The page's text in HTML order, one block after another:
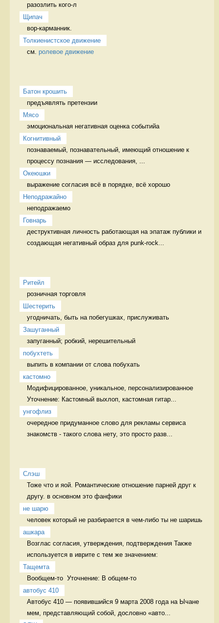
разозлить кого-л
Щипач
вор-карманник.
Толкиенистское движение
см. ролевое движение
Батон крошить
предъявлять претензии
Мясо
эмоциональная негативная оценка событийа
Когнитивный
познаваемый, познавательный, имеющий отношение к
процессу познания — исследования, ...
Океюшки
выражение согласия всё в порядке, всё хорошо
Неподражайно
неподражаемо
Говнарь
деструктивная личность работающая на эпатаж публики и
создающая негативный образ для punk-rock...
Ритейл
розничная торговля
Шестерить
угодничать, быть на побегушках, прислуживать
Зашуганный
запуганный; робкий, нерешительный
побухтеть
выпить в компании от слова побухать
кастомно
Модифицированное, уникальное, персонализированное
Уточнение: Кастомный выхлоп, кастомная гитар...
унгофлиз
очередное придуманное слово для рекламы сервиса
знакомств - такого слова нету, это просто разв...
Слэш
Тоже что и яой. Романтические отношение парней друг к
другу. в основном это фанфики
не шарю
ашкара
Возглас согласия, утверждения, подтверждения Также
используется в иврите с тем же значением:
Тащемта
Вообщем-то  Уточнение: В общем-то
автобус 410
Автобус 410 — появившийся 9 марта 2008 года на Ычане
мем, представляющий собой, дословно «авто...